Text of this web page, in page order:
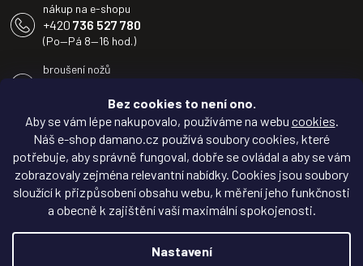
Bez cookies to není ono.
Aby se vám lépe nakupovalo, používáme na webu cookies.
Náš e-shop damano.cz používá soubory cookies, které
potřebuje, aby správně fungoval, dobře se ovládal a aby se vám
zobrazovaly zejména relevantní nabídky. Cookies jsou soubory
sloužící k přizpůsobení obsahu webu, k měření jeho funkčnosti
a obecně k zajištění vaší maximální spokojenosti.
Nastavení
nákup na e-shopu
+420 736 527 780
(Po—Pá 8—16 hod.)
broušení nožů
(Po—Pá 8—16 hod.)
info@damano.cz
Sledujte novinky na
Facebooku
Inspirujte se na
Instagramu